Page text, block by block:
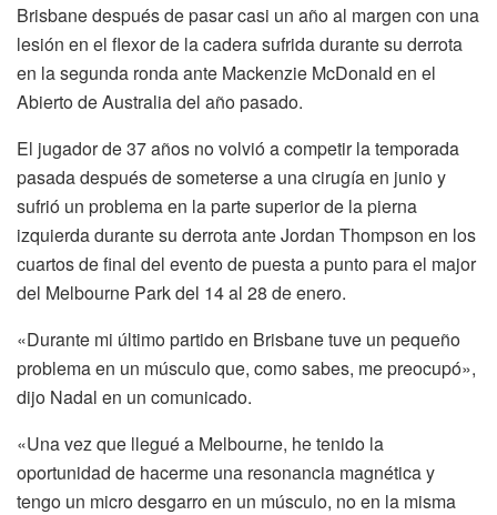
Brisbane después de pasar casi un año al margen con una
lesión en el flexor de la cadera sufrida durante su derrota
en la segunda ronda ante Mackenzie McDonald en el
Abierto de Australia del año pasado.
El jugador de 37 años no volvió a competir la temporada
pasada después de someterse a una cirugía en junio y
sufrió un problema en la parte superior de la pierna
izquierda durante su derrota ante Jordan Thompson en los
cuartos de final del evento de puesta a punto para el major
del Melbourne Park del 14 al 28 de enero.
«Durante mi último partido en Brisbane tuve un pequeño
problema en un músculo que, como sabes, me preocupó»,
dijo Nadal en un comunicado.
«Una vez que llegué a Melbourne, he tenido la
oportunidad de hacerme una resonancia magnética y
tengo un micro desgarro en un músculo, no en la misma